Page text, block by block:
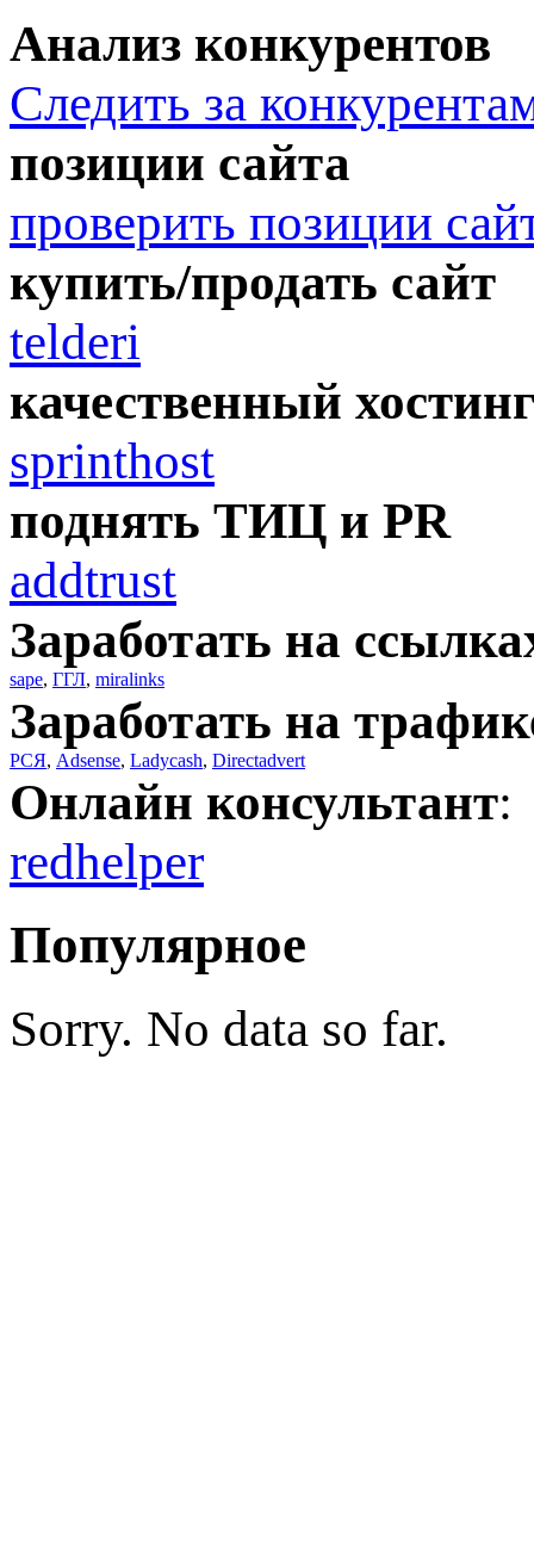
Анализ конкурентов
Следить за
позиции сайта
проверить позиции
купить/продать сайт
telderi
качественный
sprinthost
поднять ТИЦ и PR
addtrust
Заработать на
sape, ГГЛ, miralinks
Заработать на
РСЯ, Adsense, Ladycash, Directadvert
Онлайн консультант:
redhelper
Популярное
Sorry. No data so far.